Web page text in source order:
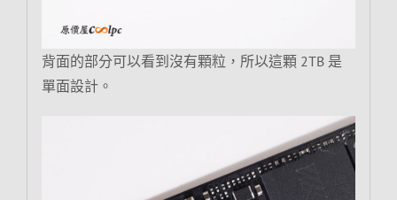
背面的部分可以看到沒有顆粒，所以這顆 2TB 是
單面設計。